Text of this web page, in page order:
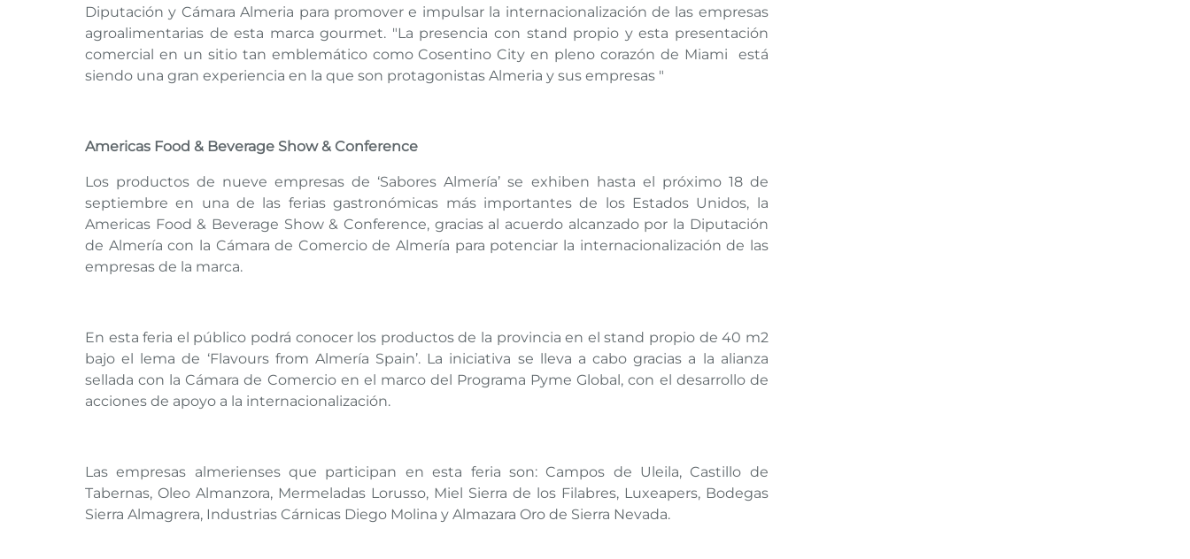
Diputación y Cámara Almeria para promover e impulsar la internacionalización de las empresas
agroalimentarias de esta marca gourmet. "La presencia con stand propio y esta presentación
comercial en un sitio tan emblemático como Cosentino City en pleno corazón de Miami está
siendo una gran experiencia en la que son protagonistas Almeria y sus empresas "
Americas Food & Beverage Show & Conference
Los productos de nueve empresas de ‘Sabores Almería’ se exhiben hasta el próximo 18 de
septiembre en una de las ferias gastronómicas más importantes de los Estados Unidos, la
Americas Food & Beverage Show & Conference, gracias al acuerdo alcanzado por la Diputación
de Almería con la Cámara de Comercio de Almería para potenciar la internacionalización de las
empresas de la marca.
En esta feria el público podrá conocer los productos de la provincia en el stand propio de 40 m2
bajo el lema de ‘Flavours from Almería Spain’. La iniciativa se lleva a cabo gracias a la alianza
sellada con la Cámara de Comercio en el marco del Programa Pyme Global, con el desarrollo de
acciones de apoyo a la internacionalización.
Las empresas almerienses que participan en esta feria son: Campos de Uleila, Castillo de
Tabernas, Oleo Almanzora, Mermeladas Lorusso, Miel Sierra de los Filabres, Luxeapers, Bodegas
Sierra Almagrera, Industrias Cárnicas Diego Molina y Almazara Oro de Sierra Nevada.